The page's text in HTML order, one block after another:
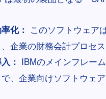
化： このソフトウェア
企業の財務会計プロセ
： IBMのメインフレー
、企業向けソフトウェ